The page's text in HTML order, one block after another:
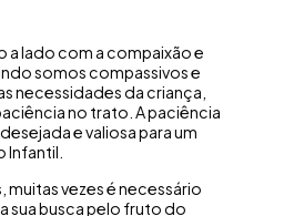
a lado com a compaixão e
somos compassivos e
necessidades da criança,
no trato. A paciência
e valiosa para um
Infantil.
muitas vezes é necessário
sua busca pelo fruto do